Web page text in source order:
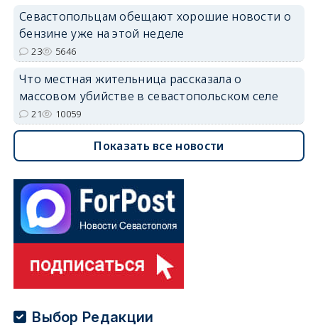
Севастопольцам обещают хорошие новости о
бензине уже на этой неделе
23 5646
Что местная жительница рассказала о
массовом убийстве в севастопольском селе
21 10059
Показать все новости
Выбор Редакции